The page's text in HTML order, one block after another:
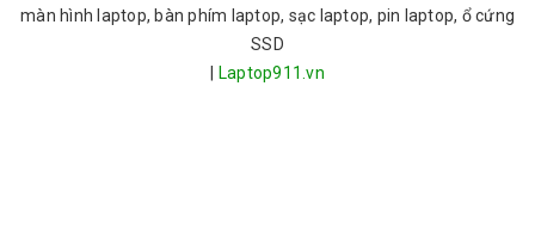
màn hình laptop, bàn phím laptop, sạc laptop, pin laptop, ổ cứng
SSD
Laptop911.vn